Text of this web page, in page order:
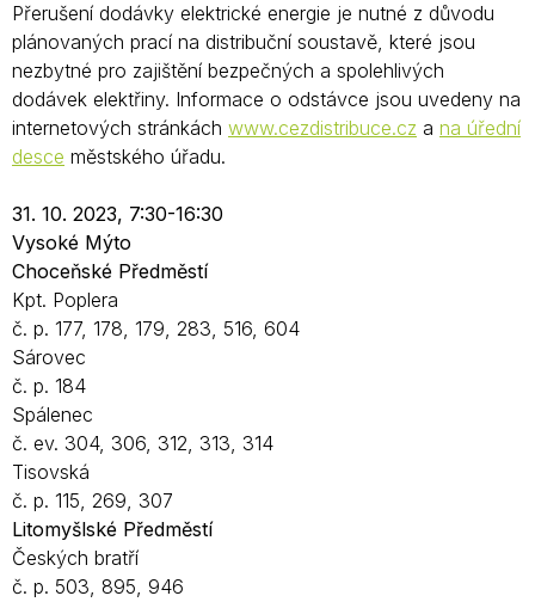
Přerušení dodávky elektrické energie je nutné z důvodu
plánovaných prací na distribuční soustavě, které jsou
nezbytné pro zajištění bezpečných a spolehlivých
dodávek elektřiny. Informace o odstávce jsou uvedeny na
internetových stránkách www.cezdistribuce.cz a na úřední
desce městského úřadu.
31. 10. 2023, 7:30-16:30
Vysoké Mýto
Choceňské Předměstí
Kpt. Poplera
č. p. 177, 178, 179, 283, 516, 604
Sárovec
č. p. 184
Spálenec
č. ev. 304, 306, 312, 313, 314
Tisovská
č. p. 115, 269, 307
Litomyšlské Předměstí
Českých bratří
č. p. 503, 895, 946